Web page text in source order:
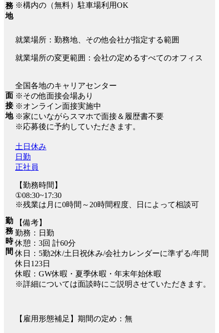
務
地
※構内の（無料）駐車場利用OK
就業場所：勤務地、その他会社が指定する範囲
就業場所の変更範囲：会社の定めるすべてのオフィス
面
接
地
全国各地のキャリアセンター
※その他面接会場あり
※オンライン面接実施中
※家にいながらスマホで面接＆履歴書不要
※応募後に予約していただきます。
勤
務
時
間
土日休み
日勤
正社員
【勤務時間】
①08:30~17:30
※残業は月に0時間～20時間程度、日によって相談可
【備考】
勤務：日勤
休憩：3回 計60分
休日：5勤2休/土日祝休み/会社カレンダーに準ずる/年間
休日123日
休暇：GW休暇・夏季休暇・年末年始休暇
※詳細については面談時にご説明させていただきます。
【雇用形態補足】期間の定め：無